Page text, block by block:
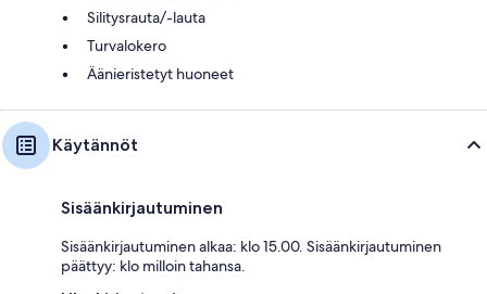
Silitysrauta/-lauta
Turvalokero
Äänieristetyt huoneet
Käytännöt
Sisäänkirjautuminen
Sisäänkirjautuminen alkaa: klo 15.00. Sisäänkirjautuminen
päättyy: klo milloin tahansa.